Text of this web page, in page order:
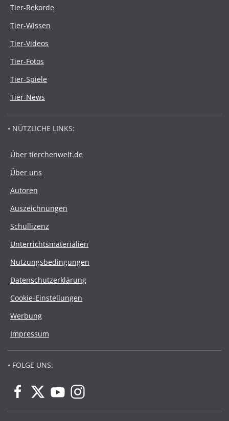
Tier-Rekorde
Tier-Wissen
Tier-Videos
Tier-Fotos
Tier-Spiele
Tier-News
• NÜTZLICHE LINKS:
Über tierchenwelt.de
Über uns
Autoren
Auszeichnungen
Schullizenz
Unterrichtsmaterialien
Nutzungsbedingungen
Datenschutzerklärung
Cookie-Einstellungen
Werbung
Impressum
• FOLGE UNS: